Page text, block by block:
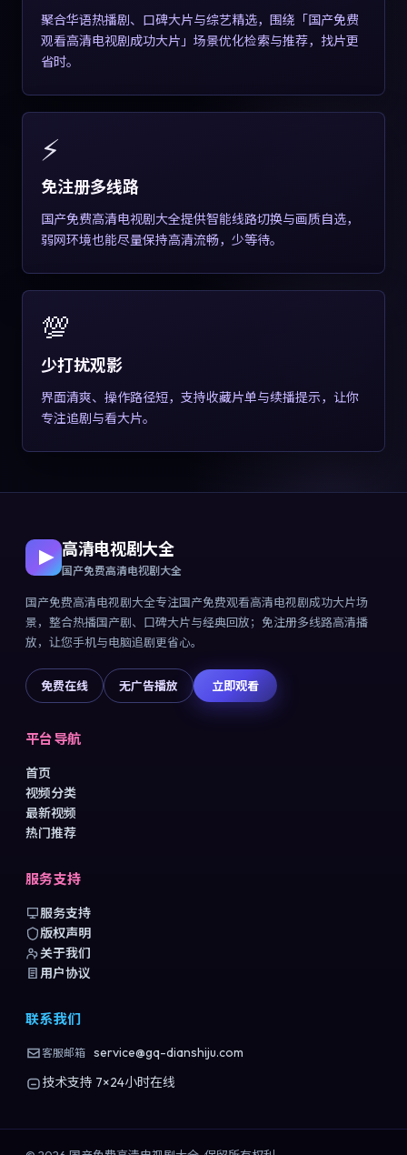
聚合华语热播剧、口碑大片与综艺精选，围绕「国产免费
观看高清电视剧成功大片」场景优化检索与推荐，找片更
省时。
⚡
免注册多线路
国产免费高清电视剧大全提供智能线路切换与画质自选，
弱网环境也能尽量保持高清流畅，少等待。
💯
少打扰观影
界面清爽、操作路径短，支持收藏片单与续播提示，让你
专注追剧与看大片。
高清电视剧大全
国产免费高清电视剧大全
国产免费高清电视剧大全专注国产免费观看高清电视剧成功大片场
景，整合热播国产剧、口碑大片与经典回放；免注册多线路高清播
放，让您手机与电脑追剧更省心。
免费在线 无广告播放 立即观看
平台导航
首页
视频分类
最新视频
热门推荐
服务支持
服务支持
版权声明
关于我们
用户协议
联系我们
客服邮箱 service@gq-dianshiju.com
技术支持 7×24小时在线